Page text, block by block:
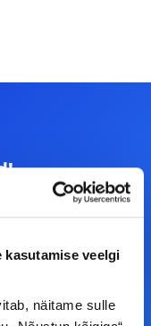
kasutamise veelgi
näitame sulle
vajaliku, et olla
osas või soovid
ühendust.